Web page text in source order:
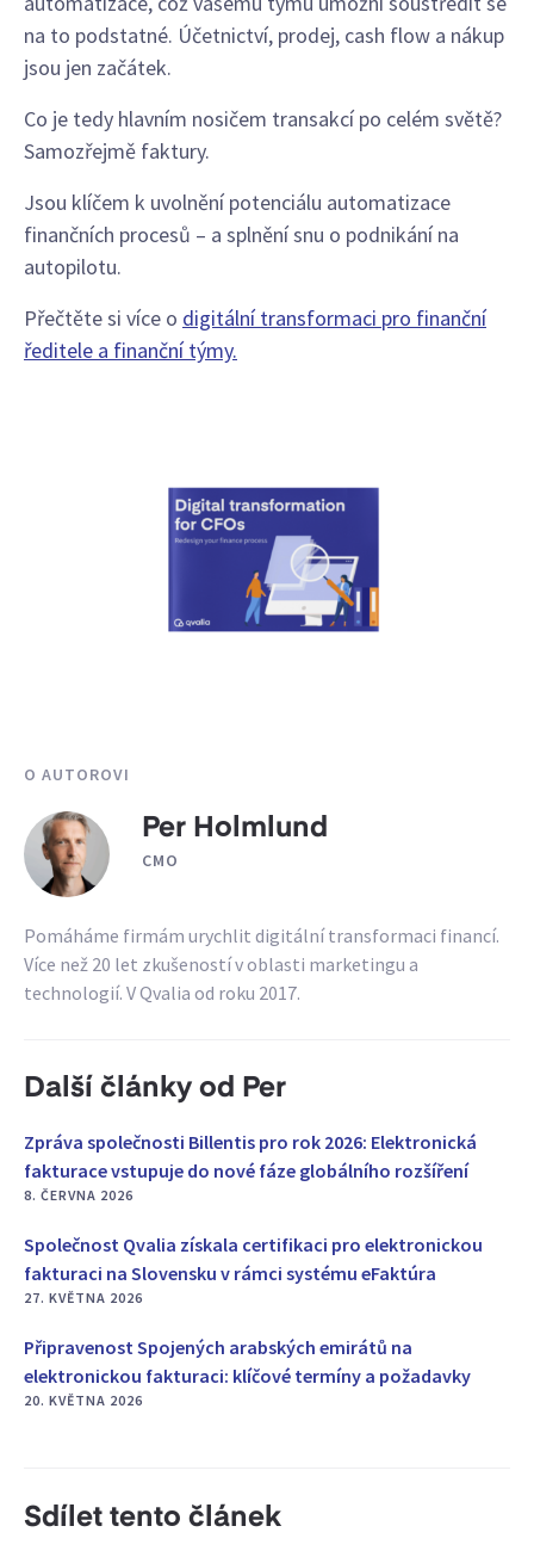
na to podstatné. Účetnictví, prodej, cash flow a nákup
jsou jen začátek.
Co je tedy hlavním nosičem transakcí po celém světě?
Samozřejmě faktury.
Jsou klíčem k uvolnění potenciálu automatizace
finančních procesů – a splnění snu o podnikání na
autopilotu.
Přečtěte si více o digitální transformaci pro finanční
ředitele a finanční týmy.
O AUTOROVI
Per Holmlund
CMO
Pomáháme firmám urychlit digitální transformaci financí.
Více než 20 let zkušeností v oblasti marketingu a
technologií. V Qvalia od roku 2017.
Další články od Per
Zpráva společnosti Billentis pro rok 2026: Elektronická
fakturace vstupuje do nové fáze globálního rozšíření
8. ČERVNA 2026
Společnost Qvalia získala certifikaci pro elektronickou
fakturaci na Slovensku v rámci systému eFaktúra
27. KVĚTNA 2026
Připravenost Spojených arabských emirátů na
elektronickou fakturaci: klíčové termíny a požadavky
20. KVĚTNA 2026
Sdílet tento článek